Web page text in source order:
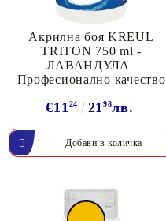
Акрилна боя KREUL
TRITON 750 ml -
ЛАВАНДУЛА |
Професионално качество
€1124 2198лв.